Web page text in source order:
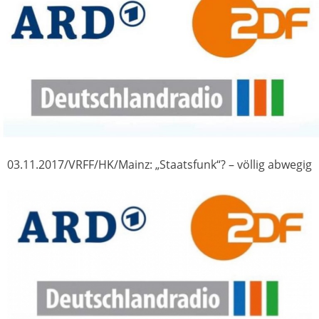
03.11.2017/VRFF/HK/Mainz: „Staatsfunk“? – völlig abwegig